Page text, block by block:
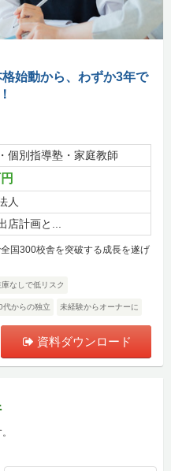
始動から、わずか3年で
個別指導塾・家庭教師
人
店計画と...
国300校舎を突破する成長を遂げ
庫なしで低リスク
代からの独立 未経験からオーナーに
資料ダウンロード